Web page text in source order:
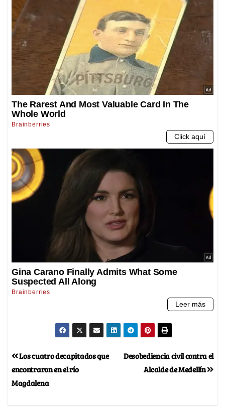
Desobediencia civil contra el
Alcalde de Medellín
Los cuatro decapitados que
encontraron en el río
Magdalena